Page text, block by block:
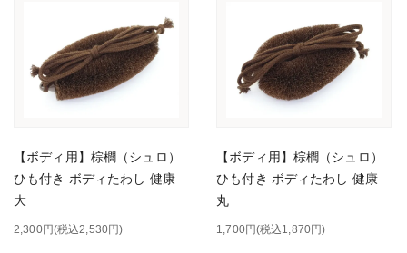
【ボディ用】棕櫚（シュロ）
ひも付き ボディたわし 健康
大
2,300円(税込2,530円)
【ボディ用】棕櫚（シュロ）
ひも付き ボディたわし 健康
丸
1,700円(税込1,870円)